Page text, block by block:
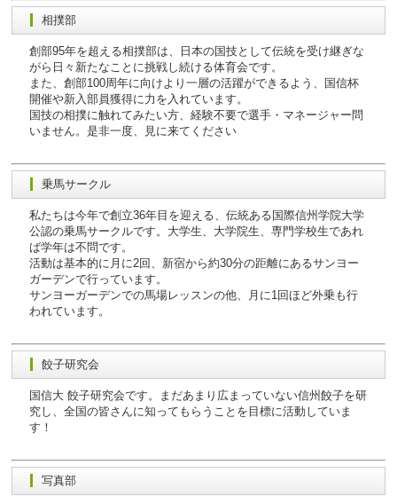
相撲部
創部95年を超える相撲部は、日本の国技として伝統を受け継ぎな
がら日々新たなことに挑戦し続ける体育会です。
また、創部100周年に向けより一層の活躍ができるよう、国信杯
開催や新入部員獲得に力を入れています。
国技の相撲に触れてみたい方、経験不要で選手・マネージャー問
いません。是非一度、見に来てください
乗馬サークル
私たちは今年で創立36年目を迎える、伝統ある国際信州学院大学
公認の乗馬サークルです。大学生、大学院生、専門学校生であれ
ば学年は不問です。
活動は基本的に月に2回、新宿から約30分の距離にあるサンヨー
ガーデンで行っています。
サンヨーガーデンでの馬場レッスンの他、月に1回ほど外乗も行
われています。
餃子研究会
国信大 餃子研究会です。まだあまり広まっていない信州餃子を研
究し、全国の皆さんに知ってもらうことを目標に活動していま
す！
写真部